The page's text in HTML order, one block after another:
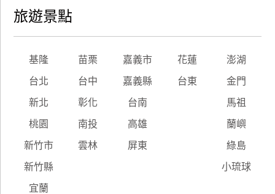
旅遊景點
基隆 苗栗 嘉義市 花蓮 澎湖
台北 台中 嘉義縣 台東 金門
新北 彰化 台南 馬祖
桃園 南投 高雄 蘭嶼
新竹市 雲林 屏東 綠島
新竹縣 小琉球
宜蘭